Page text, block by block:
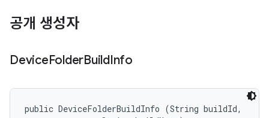
공개 생성자
DeviceFolderBuildInfo
public DeviceFolderBuildInfo (String buildId,